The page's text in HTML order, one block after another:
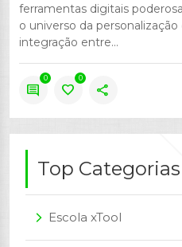
ferramentas digitais
o universo da
integração entre...
comment
0
favorite
0
share
Top Categorias
arrow_forward_ios Escola xTool